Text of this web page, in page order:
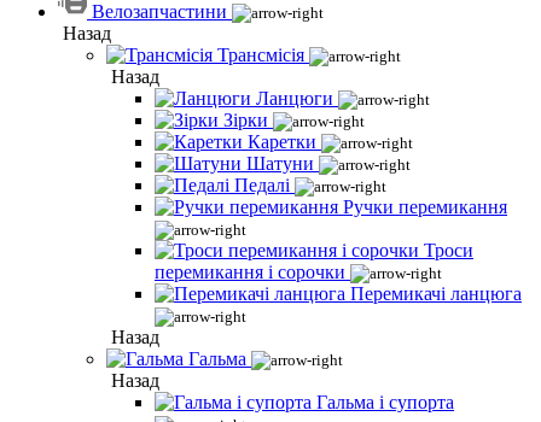
Велозапчастини
Назад
Трансмісія
Назад
Ланцюги
Зірки
Каретки
Шатуни
Педалі
Ручки перемикання
Троси
перемикання і сорочки
Перемикачі ланцюга
Назад
Гальма
Назад
Гальма і супорта